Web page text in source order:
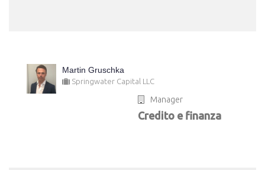
Martin Gruschka
Springwater Capital LLC
Manager
Credito e finanza